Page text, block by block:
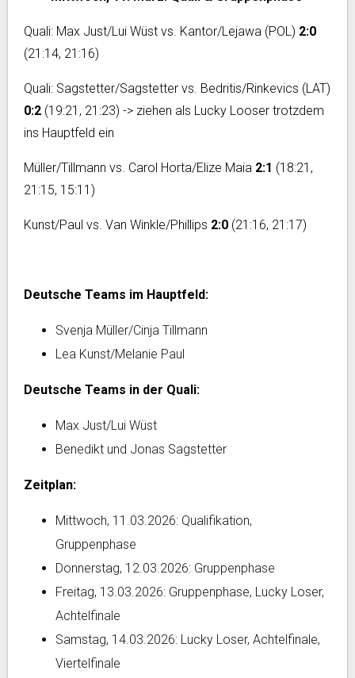
Quali: Max Just/Lui Wüst vs. Kantor/Lejawa (POL) 2:0
(21:14, 21:16)
Quali: Sagstetter/Sagstetter vs. Bedritis/Rinkevics (LAT)
0:2 (19:21, 21:23) -> ziehen als Lucky Looser trotzdem
ins Hauptfeld ein
Müller/Tillmann vs. Carol Horta/Elize Maia 2:1 (18:21,
21:15, 15:11)
Kunst/Paul vs. Van Winkle/Phillips 2:0 (21:16, 21:17)
Deutsche Teams im Hauptfeld:
Svenja Müller/Cinja Tillmann
Lea Kunst/Melanie Paul
Deutsche Teams in der Quali:
Max Just/Lui Wüst
Benedikt und Jonas Sagstetter
Zeitplan:
Mittwoch, 11.03.2026: Qualifikation,
Gruppenphase
Donnerstag, 12.03.2026: Gruppenphase
Freitag, 13.03.2026: Gruppenphase, Lucky Loser,
Achtelfinale
Samstag, 14.03.2026: Lucky Loser, Achtelfinale,
Viertelfinale